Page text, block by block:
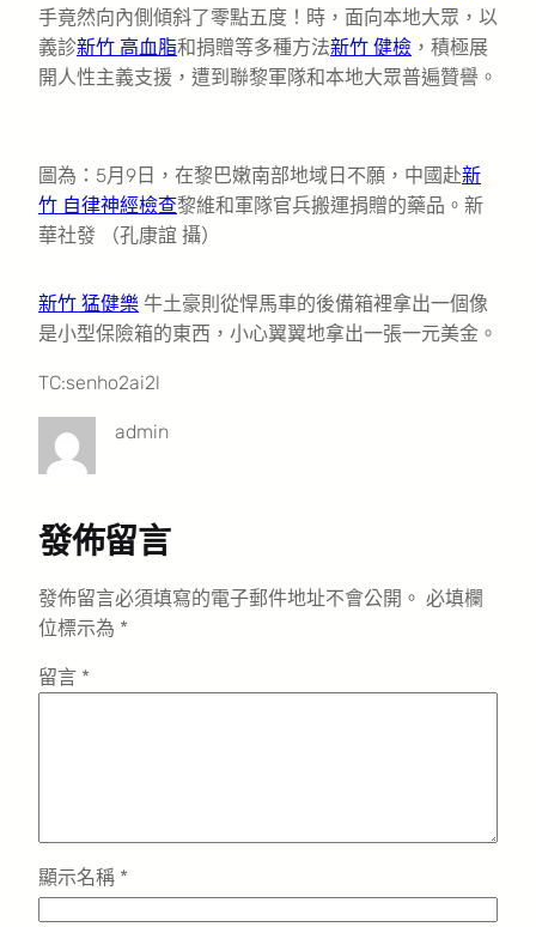
手竟然向內側傾斜了零點五度！時，面向本地大眾，以
義診新竹 高血脂和捐贈等多種方法新竹 健檢 ，積極展
開人性主義支援，遭到聯黎軍隊和本地大眾普遍贊譽。
圖為：5月9日，在黎巴嫩南部地域日不願，中國赴新
竹 自律神經檢查黎維和軍隊官兵搬運捐贈的藥品。新
華社發 （孔康誼 攝）
新竹 猛健樂 牛土豪則從悍馬車的後備箱裡拿出一個像
是小型保險箱的東西，小心翼翼地拿出一張一元美金。
TC:senho2ai2l
admin
發佈留言
發佈留言必須填寫的電子郵件地址不會公開。 必填欄
位標示為 *
留言 *
顯示名稱 *